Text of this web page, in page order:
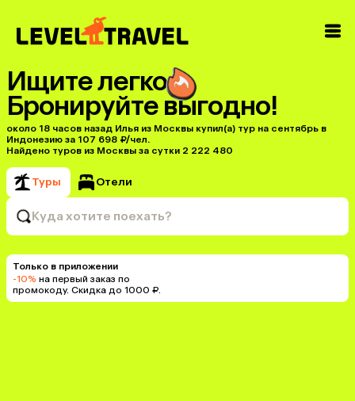
Ищите легко
Бронируйте выгодно!
около 18 часов назад Илья из Москвы купил(a) тур на сентябрь в
Индонезию за 107 698 ₽/чел.
Найдено туров из Москвы за сутки 2 222 480
Туры Отели
Куда хотите поехать?
Только в приложении
-10% на первый заказ по
промокоду. Скидка до 1000 ₽.